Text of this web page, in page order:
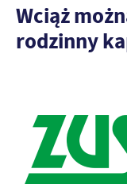
Wciąż
rodzinny